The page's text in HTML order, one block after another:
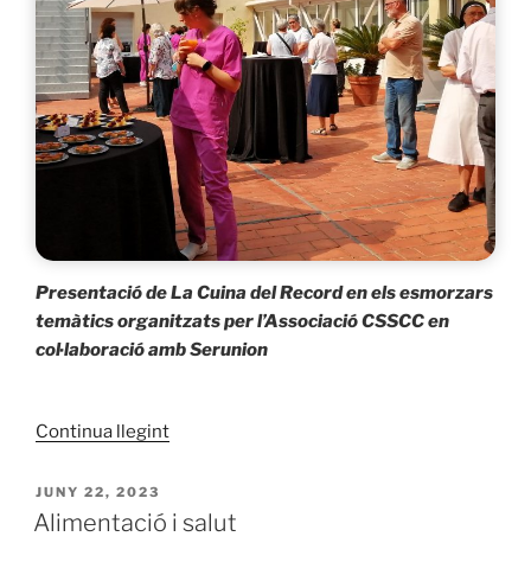
Presentació de La Cuina del Record en els esmorzars
temàtics organitzats per l’Associació CSSCC en
col·laboració amb Serunion
Continua llegint«La
record»
PUBLICAT
A
JUNY 22, 2023
Alimentació i salut